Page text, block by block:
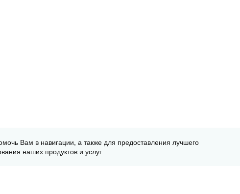
Вам в навигации, а также для предоставления лучшего
наших продуктов и услуг